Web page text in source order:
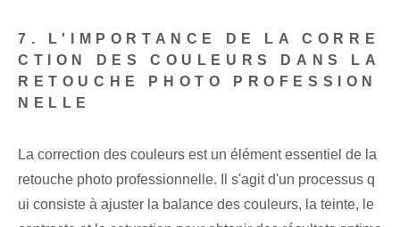
7. L'IMPORTANCE DE LA CORRE
CTION DES COULEURS DANS LA
RETOUCHE PHOTO PROFESSION
NELLE
La correction des couleurs est un élément essentiel de la
retouche photo professionnelle. Il s'agit d'un processus q
ui consiste à ajuster la balance des couleurs, la teinte, le